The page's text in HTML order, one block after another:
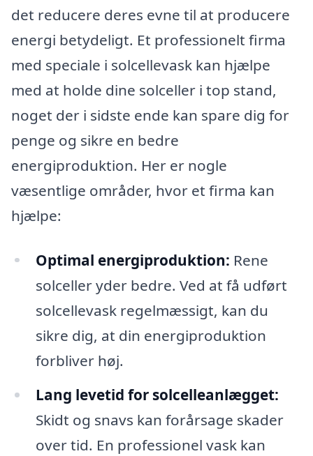
det reducere deres evne til at producere
energi betydeligt. Et professionelt firma
med speciale i solcellevask kan hjælpe
med at holde dine solceller i top stand,
noget der i sidste ende kan spare dig for
penge og sikre en bedre
energiproduktion. Her er nogle
væsentlige områder, hvor et firma kan
hjælpe:
Optimal energiproduktion: Rene
solceller yder bedre. Ved at få udført
solcellevask regelmæssigt, kan du
sikre dig, at din energiproduktion
forbliver høj.
Lang levetid for solcelleanlægget:
Skidt og snavs kan forårsage skader
over tid. En professionel vask kan